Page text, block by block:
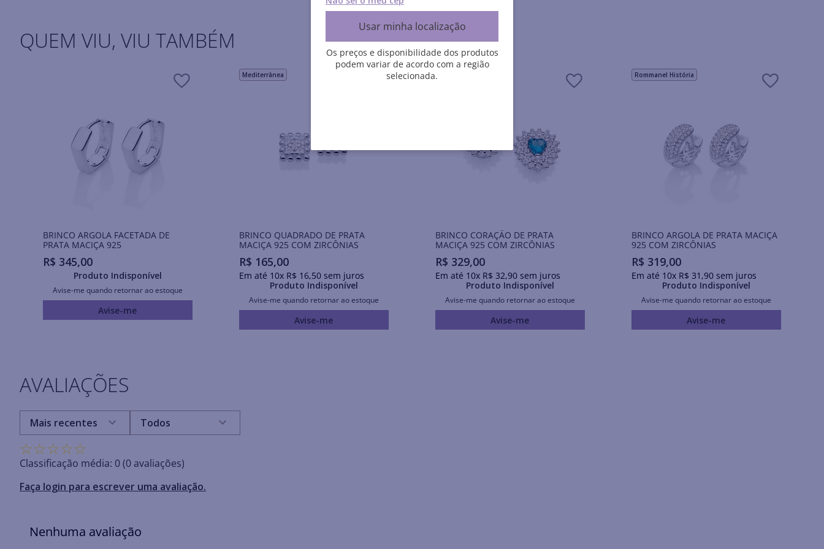
QUEM VIU, VIU TAMBÉM
BRINCO ARGOLA FACETADA DE
PRATA MACIÇA 925
R$ 345,00
Produto Indisponível
Avise-me quando retornar ao estoque
Avise-me
Mediterrânea
BRINCO QUADRADO DE PRATA
MACIÇA 925 COM ZIRCÔNIAS
R$ 165,00
Em até 10x R$ 16,50sem juros
Produto Indisponível
Avise-me quando retornar ao estoque
Avise-me
BRINCO CORAÇÃO DE PRATA
MACIÇA 925 COM ZIRCÔNIAS
R$ 329,00
Em até 10x R$ 32,90sem juros
Produto Indisponível
Avise-me quando retornar ao estoque
Avise-me
Rommanel História
BRINCO ARGOLA DE PRATA MACIÇA
925 COM ZIRCÔNIAS
R$ 319,00
Em até 10x R$ 31 ,90sem juros
Produto Indisponível
Avise-me quando retornar ao estoque
Avise-me
AVALIAÇÕES
☆☆☆☆☆
Classificação média: 0(0 avaliações)
Faça login para escrever uma avaliação.
Mais recentes Todos
Nenhuma avaliação
Usar minha localização
Os preços e disponibilidade dos produtos
podem variar de acordo com a região
selecionada.